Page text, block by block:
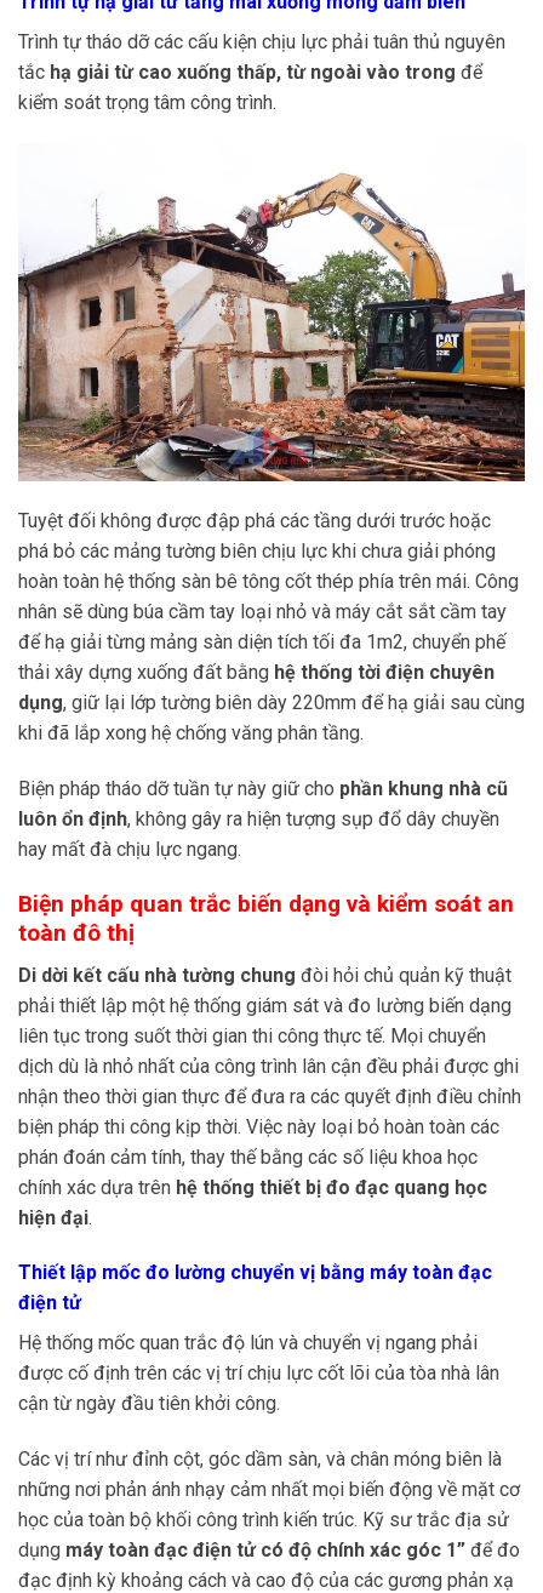
Trình tự tháo dỡ các cấu kiện chịu lực phải tuân thủ nguyên
tắc hạ giải từ cao xuống thấp, từ ngoài vào trong để
kiểm soát trọng tâm công trình.
Tuyệt đối không được đập phá các tầng dưới trước hoặc
phá bỏ các mảng tường biên chịu lực khi chưa giải phóng
hoàn toàn hệ thống sàn bê tông cốt thép phía trên mái. Công
nhân sẽ dùng búa cầm tay loại nhỏ và máy cắt sắt cầm tay
để hạ giải từng mảng sàn diện tích tối đa 1m2, chuyển phế
thải xây dựng xuống đất bằng hệ thống tời điện chuyên
dụng, giữ lại lớp tường biên dày 220mm để hạ giải sau cùng
khi đã lắp xong hệ chống văng phân tầng.
Biện pháp tháo dỡ tuần tự này giữ cho phần khung nhà cũ
luôn ổn định, không gây ra hiện tượng sụp đổ dây chuyền
hay mất đà chịu lực ngang.
Biện pháp quan trắc biến dạng và kiểm soát an
toàn đô thị
Di dời kết cấu nhà tường chung đòi hỏi chủ quản kỹ thuật
phải thiết lập một hệ thống giám sát và đo lường biến dạng
liên tục trong suốt thời gian thi công thực tế. Mọi chuyển
dịch dù là nhỏ nhất của công trình lân cận đều phải được ghi
nhận theo thời gian thực để đưa ra các quyết định điều chỉnh
biện pháp thi công kịp thời. Việc này loại bỏ hoàn toàn các
phán đoán cảm tính, thay thế bằng các số liệu khoa học
chính xác dựa trên hệ thống thiết bị đo đạc quang học
hiện đại.
Thiết lập mốc đo lường chuyển vị bằng máy toàn đạc
điện tử
Hệ thống mốc quan trắc độ lún và chuyển vị ngang phải
được cố định trên các vị trí chịu lực cốt lõi của tòa nhà lân
cận từ ngày đầu tiên khởi công.
Các vị trí như đỉnh cột, góc dầm sàn, và chân móng biên là
những nơi phản ánh nhạy cảm nhất mọi biến động về mặt cơ
học của toàn bộ khối công trình kiến trúc. Kỹ sư trắc địa sử
dụng máy toàn đạc điện tử có độ chính xác góc 1” để đo
đạc định kỳ khoảng cách và cao độ của các gương phản xạ